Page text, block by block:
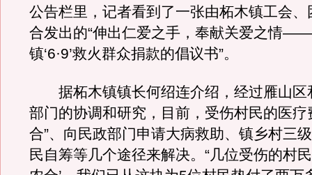
公告栏里，记者看到了一张由柘木镇工会、
合发出的“伸出仁爱之手，奉献关爱之情
镇‘6·9’救火群众捐款的倡议书”。
据柘木镇镇长何绍连介绍，经过雁山区
部门的协调和研究，目前，受伤村民的医疗
合”、向民政部门申请大病救助、镇乡村三
民自筹等几个途径来解决。“几位受伤的村